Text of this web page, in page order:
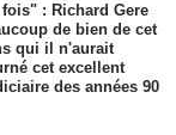
: Richard Gere
de bien de cet
qui il n'aurait
cet excellent
des années 90